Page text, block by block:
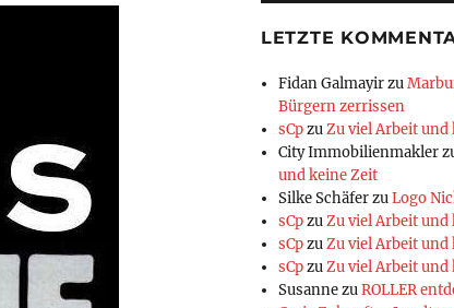
LETZTE
Fidan Galmayirzu
Bürgern zerrissen
sCpzuZu viel Arbeit und
City Immobilienmakler
und keine Zeit
Silke SchäferzuLogo
sCpzuZu viel Arbeit und
sCpzuZu viel Arbeit und
sCpzuZu viel Arbeit und
SusannezuROLLER